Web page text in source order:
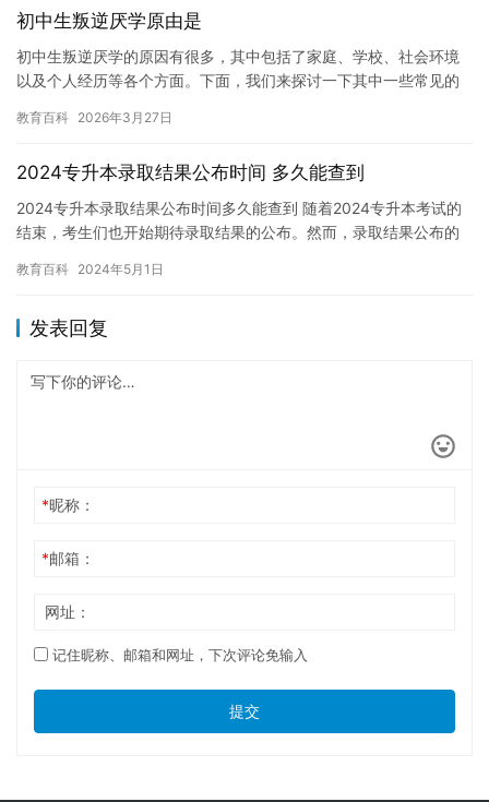
初中生叛逆厌学原由是
初中生叛逆厌学的原因有很多，其中包括了家庭、学校、社会环境
以及个人经历等各个方面。下面，我们来探讨一下其中一些常见的
己…
教育百科 2026年3月27日
2024专升本录取结果公布时间 多久能查到
2024专升本录取结果公布时间多久能查到 随着2024专升本考试的
结束，考生们也开始期待录取结果的公布。然而，录取结果公布的
教育百科 2024年5月1日
发表回复
*昵称：
*邮箱：
网址：
记住昵称、邮箱和网址，下次评论免输入
提交